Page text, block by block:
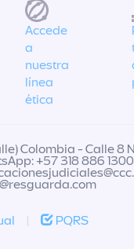
Accede
a
nuestra
línea
ética
Colombia - Calle 8
+57 318 886
| PQRS